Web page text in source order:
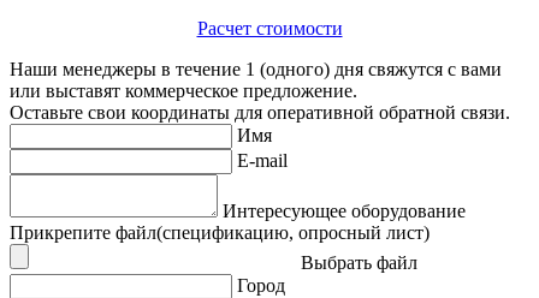
Расчет стоимости
Наши менеджеры в течение 1 (одного) дня свяжутся с вами
или выставят коммерческое предложение.
Оставьте свои координаты для оперативной обратной связи.
Имя
E-mail
Интересующее оборудование
Прикрепите файл(спецификацию, опросный лист)
Выбрать файл
Город